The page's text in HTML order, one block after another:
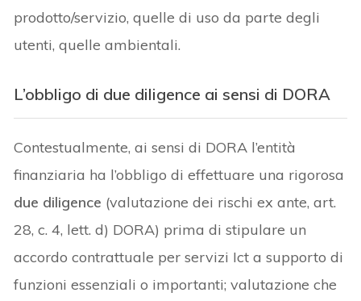
prodotto/servizio, quelle di uso da parte degli
utenti, quelle ambientali.
L’obbligo di due diligence ai sensi di DORA
Contestualmente, ai sensi di DORA l’entità
finanziaria ha l’obbligo di effettuare una rigorosa
due diligence (valutazione dei rischi ex ante, art.
28, c. 4, lett. d) DORA) prima di stipulare un
accordo contrattuale per servizi Ict a supporto di
funzioni essenziali o importanti; valutazione che